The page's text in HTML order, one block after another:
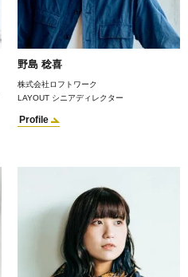
野島 稔喜
株式会社ロフトワーク
LAYOUT シニアディレクター
Profile